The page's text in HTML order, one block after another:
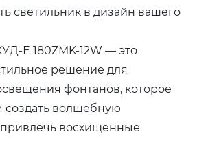
светильник в дизайн вашего
Е 180ZMK-12W — это
решение для
фонтанов, которое
создать волшебную
восхищенные